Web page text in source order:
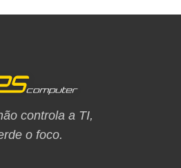
controla a TI,
o foco.